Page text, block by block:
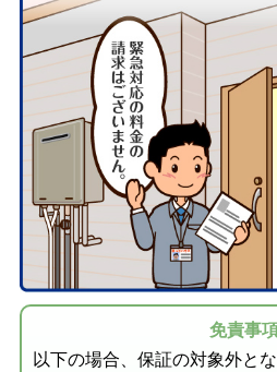
免責事
以下の場合、保証の対象外とな